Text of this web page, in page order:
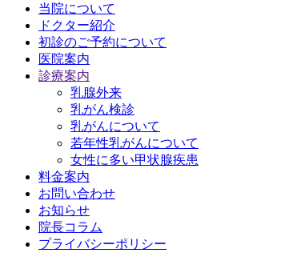
当院について
ドクター紹介
初診のご予約について
医院案内
診療案内
乳腺外来
乳がん検診
乳がんについて
若年性乳がんについて
女性に多い甲状腺疾患
料金案内
お問い合わせ
お知らせ
院長コラム
プライバシーポリシー